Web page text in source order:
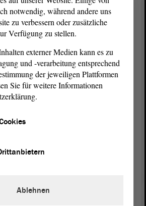
bspw. in meinem Amt als
Volksbundes als Vorsitzender
bezeichnet werde. Ich würde
wird sich genauso dagegen
Landesverkehrswacht ein
Als das Lobbyregister in diesem
wurde - daran wird sich der eine
können , waren einige
dass sie plötzlich als
GdP zur Änderung des SOG,
ins Lobbyregister eintragen.
stellen in unserem
notwendig, während andere uns
zu verbessern oder zusätzliche
Verfügung zu stellen.
externer Medien kann es zu
und -verarbeitung entsprechend
der jeweiligen Plattformen
Sie für weitere Informationen
Ablehnen